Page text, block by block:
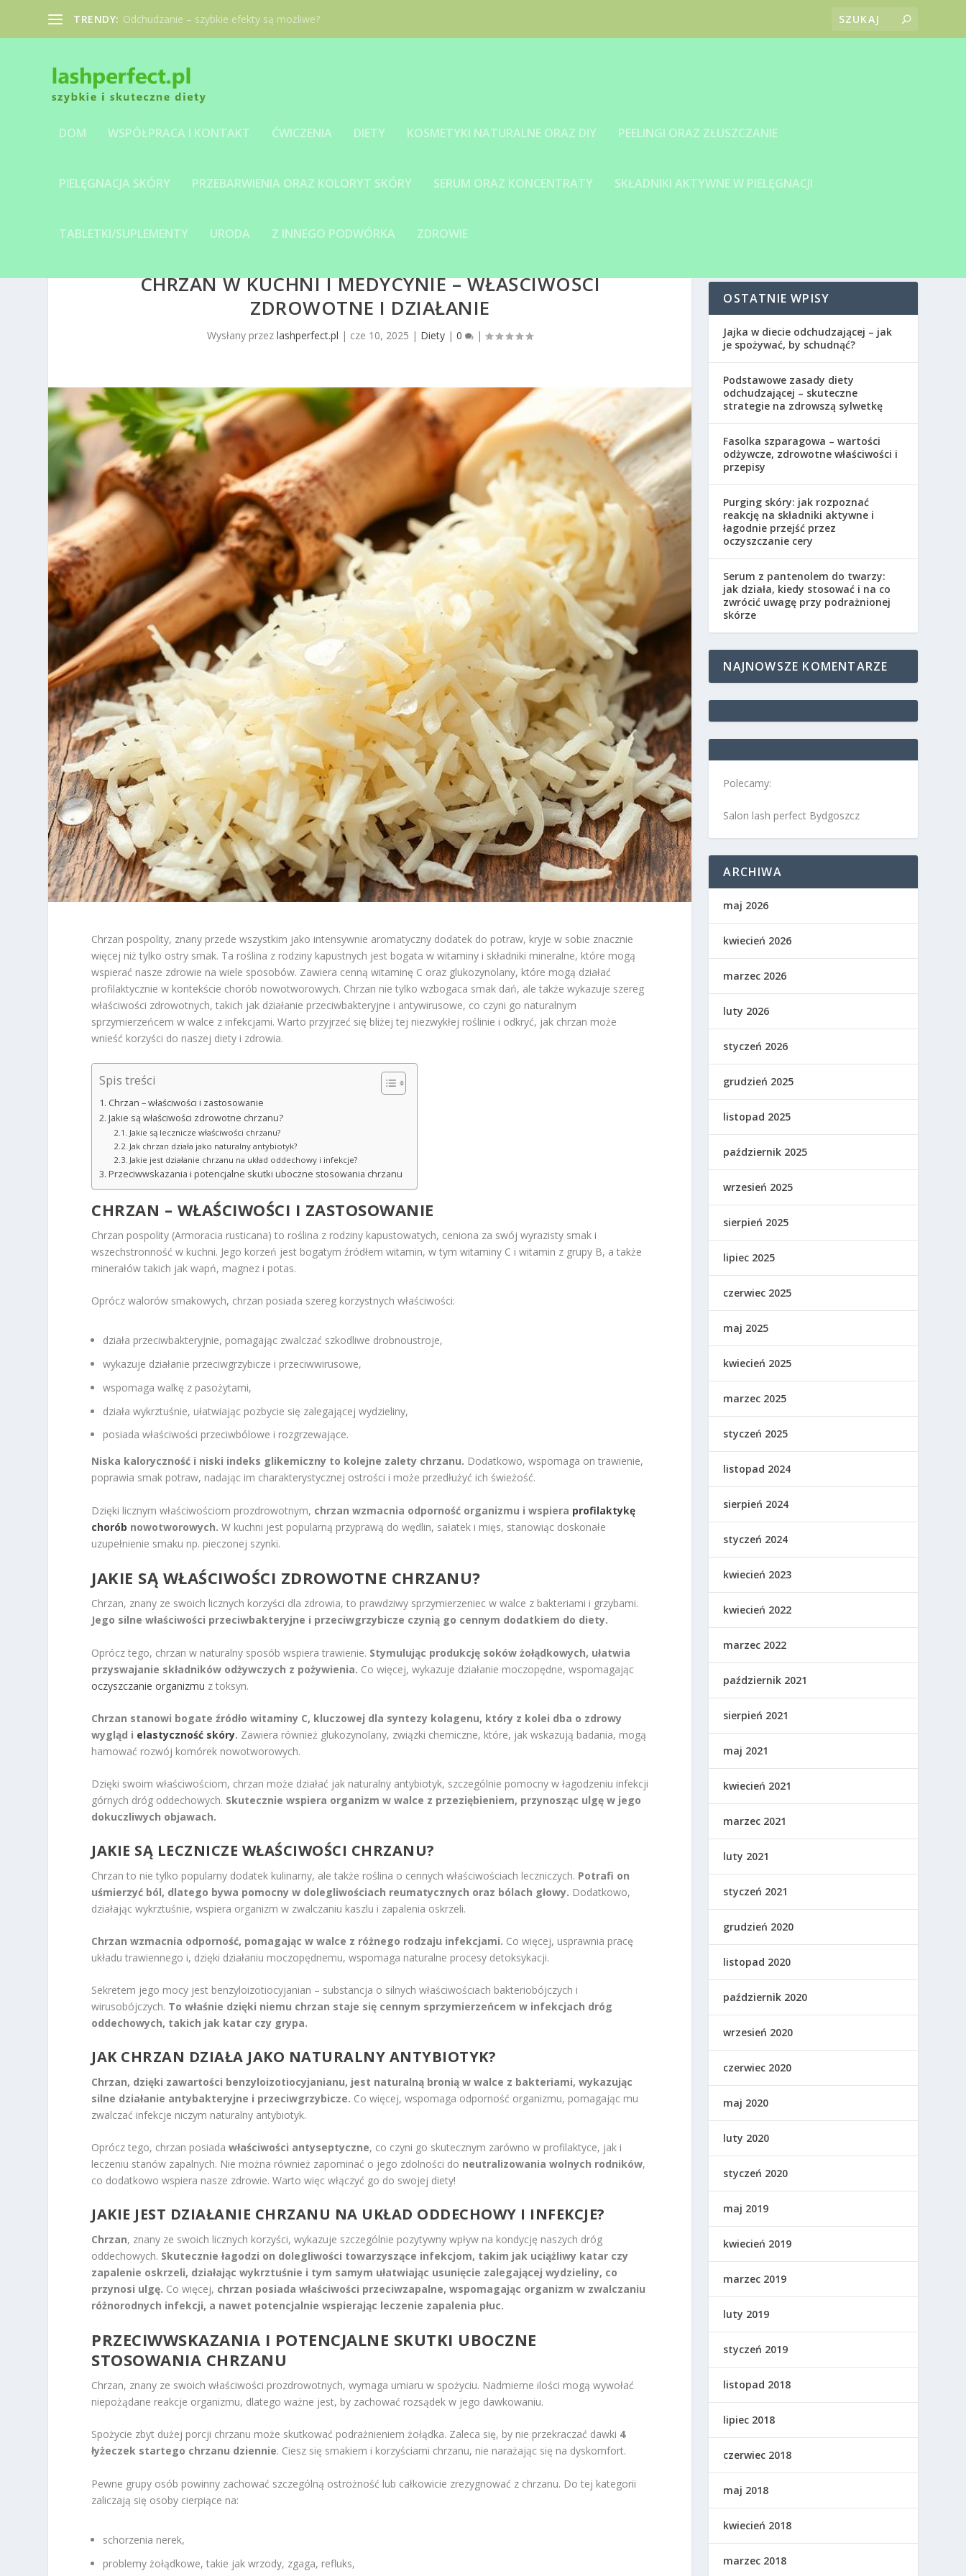
TRENDY: Odchudzanie – szybkie efekty są możliwe?
DOM WSPÓŁPRACA I KONTAKT ĆWICZENIA DIETY KOSMETYKI NATURALNE ORAZ DIY PEELINGI ORAZ ZŁUSZCZANIE
PIELĘGNACJA SKÓRY PRZEBARWIENIA ORAZ KOLORYT SKÓRY SERUM ORAZ KONCENTRATY SKŁADNIKI AKTYWNE W PIELĘGNACJI
TABLETKI/SUPLEMENTY URODA Z INNEGO PODWÓRKA ZDROWIE
CHRZAN W KUCHNI I MEDYCYNIE – WŁAŚCIWOŚCI
ZDROWOTNE I DZIAŁANIE
Wysłany przezlashperfect.pl | cze 10, 2025 | Diety |0 |
Chrzan pospolity, znany przede wszystkim jako intensywnie aromatyczny dodatek do potraw, kryje w sobie znacznie
więcej niż tylko ostry smak. Ta roślina z rodziny kapustnych jest bogata w witaminy i składniki mineralne, które mogą
wspierać nasze zdrowie na wiele sposobów. Zawiera cenną witaminę C oraz glukozynolany, które mogą działać
profilaktycznie w kontekście chorób nowotworowych. Chrzan nie tylko wzbogaca smak dań, ale także wykazuje szereg
właściwości zdrowotnych, takich jak działanie przeciwbakteryjne i antywirusowe, co czyni go naturalnym
sprzymierzeńcem w walce z infekcjami. Warto przyjrzeć się bliżej tej niezwykłej roślinie i odkryć, jak chrzan może
wnieść korzyści do naszej diety i zdrowia.
Spis treści
Chrzan – właściwości i zastosowanie
Jakie są właściwości zdrowotne chrzanu?
Jakie są lecznicze właściwości chrzanu?
Jak chrzan działa jako naturalny antybiotyk?
Jakie jest działanie chrzanu na układ oddechowy i infekcje?
Przeciwwskazania i potencjalne skutki uboczne stosowania chrzanu
CHRZAN – WŁAŚCIWOŚCI I ZASTOSOWANIE
Chrzan pospolity (Armoracia rusticana) to roślina z rodziny kapustowatych, ceniona za swój wyrazisty smak i
wszechstronność w kuchni. Jego korzeń jest bogatym źródłem witamin, w tym witaminy C i witamin z grupy B, a także
minerałów takich jak wapń, magnez i potas.
Oprócz walorów smakowych, chrzan posiada szereg korzystnych właściwości:
działa przeciwbakteryjnie, pomagając zwalczać szkodliwe drobnoustroje,
wykazuje działanie przeciwgrzybicze i przeciwwirusowe,
wspomaga walkę z pasożytami,
działa wykrztuśnie, ułatwiając pozbycie się zalegającej wydzieliny,
posiada właściwości przeciwbólowe i rozgrzewające.
Niska kaloryczność i niski indeks glikemiczny to kolejne zalety chrzanu. Dodatkowo, wspomaga on trawienie,
poprawia smak potraw, nadając im charakterystycznej ostrości i może przedłużyć ich świeżość.
Dzięki licznym właściwościom prozdrowotnym, chrzan wzmacnia odporność organizmu i wspiera profilaktykę
chorób nowotworowych. W kuchni jest popularną przyprawą do wędlin, sałatek i mięs, stanowiąc doskonałe
uzupełnienie smaku np. pieczonej szynki.
JAKIE SĄ WŁAŚCIWOŚCI ZDROWOTNE CHRZANU?
Chrzan, znany ze swoich licznych korzyści dla zdrowia, to prawdziwy sprzymierzeniec w walce z bakteriami i grzybami.
Jego silne właściwości przeciwbakteryjne i przeciwgrzybicze czynią go cennym dodatkiem do diety.
Oprócz tego, chrzan w naturalny sposób wspiera trawienie. Stymulując produkcję soków żołądkowych, ułatwia
przyswajanie składników odżywczych z pożywienia. Co więcej, wykazuje działanie moczopędne, wspomagając
oczyszczanie organizmu z toksyn.
Chrzan stanowi bogate źródło witaminy C, kluczowej dla syntezy kolagenu, który z kolei dba o zdrowy
wygląd i elastyczność skóry. Zawiera również glukozynolany, związki chemiczne, które, jak wskazują badania, mogą
hamować rozwój komórek nowotworowych.
Dzięki swoim właściwościom, chrzan może działać jak naturalny antybiotyk, szczególnie pomocny w łagodzeniu infekcji
górnych dróg oddechowych. Skutecznie wspiera organizm w walce z przeziębieniem, przynosząc ulgę w jego
dokuczliwych objawach.
JAKIE SĄ LECZNICZE WŁAŚCIWOŚCI CHRZANU?
Chrzan to nie tylko popularny dodatek kulinarny, ale także roślina o cennych właściwościach leczniczych. Potrafi on
uśmierzyć ból, dlatego bywa pomocny w dolegliwościach reumatycznych oraz bólach głowy. Dodatkowo,
działając wykrztuśnie, wspiera organizm w zwalczaniu kaszlu i zapalenia oskrzeli.
Chrzan wzmacnia odporność, pomagając w walce z różnego rodzaju infekcjami. Co więcej, usprawnia pracę
układu trawiennego i, dzięki działaniu moczopędnemu, wspomaga naturalne procesy detoksykacji.
Sekretem jego mocy jest benzyloizotiocyjanian – substancja o silnych właściwościach bakteriobójczych i
wirusobójczych. To właśnie dzięki niemu chrzan staje się cennym sprzymierzeńcem w infekcjach dróg
oddechowych, takich jak katar czy grypa.
JAK CHRZAN DZIAŁA JAKO NATURALNY ANTYBIOTYK?
Chrzan, dzięki zawartości benzyloizotiocyjanianu, jest naturalną bronią w walce z bakteriami, wykazując
silne działanie antybakteryjne i przeciwgrzybicze. Co więcej, wspomaga odporność organizmu, pomagając mu
zwalczać infekcje niczym naturalny antybiotyk.
Oprócz tego, chrzan posiadawłaściwości antyseptyczne, co czyni go skutecznym zarówno w profilaktyce, jak i
leczeniu stanów zapalnych. Nie można również zapominać o jego zdolności do neutralizowania wolnych rodników,
co dodatkowo wspiera nasze zdrowie. Warto więc włączyć go do swojej diety!
JAKIE JEST DZIAŁANIE CHRZANU NA UKŁAD ODDECHOWY I INFEKCJE?
Chrzan, znany ze swoich licznych korzyści, wykazuje szczególnie pozytywny wpływ na kondycję naszych dróg
oddechowych. Skutecznie łagodzi on dolegliwości towarzyszące infekcjom, takim jak uciążliwy katar czy
zapalenie oskrzeli, działając wykrztuśnie i tym samym ułatwiając usunięcie zalegającej wydzieliny, co
przynosi ulgę. Co więcej, chrzan posiada właściwości przeciwzapalne, wspomagając organizm w zwalczaniu
różnorodnych infekcji, a nawet potencjalnie wspierając leczenie zapalenia płuc.
PRZECIWWSKAZANIA I POTENCJALNE SKUTKI UBOCZNE
STOSOWANIA CHRZANU
Chrzan, znany ze swoich właściwości prozdrowotnych, wymaga umiaru w spożyciu. Nadmierne ilości mogą wywołać
niepożądane reakcje organizmu, dlatego ważne jest, by zachować rozsądek w jego dawkowaniu.
Spożycie zbyt dużej porcji chrzanu może skutkować podrażnieniem żołądka. Zaleca się, by nie przekraczać dawki 4
łyżeczek startego chrzanu dziennie. Ciesz się smakiem i korzyściami chrzanu, nie narażając się na dyskomfort.
Pewne grupy osób powinny zachować szczególną ostrożność lub całkowicie zrezygnować z chrzanu. Do tej kategorii
zaliczają się osoby cierpiące na:
schorzenia nerek,
problemy żołądkowe, takie jak wrzody, zgaga, refluks,
OSTATNIE WPISY
Jajka w diecie odchudzającej – jak
je spożywać, by schudnąć?
Podstawowe zasady diety
odchudzającej – skuteczne
strategie na zdrowszą sylwetkę
Fasolka szparagowa – wartości
odżywcze, zdrowotne właściwości i
przepisy
Purging skóry: jak rozpoznać
reakcję na składniki aktywne i
łagodnie przejść przez
oczyszczanie cery
Serum z pantenolem do twarzy:
jak działa, kiedy stosować i na co
zwrócić uwagę przy podrażnionej
skórze
NAJNOWSZE KOMENTARZE
Polecamy:
Salon lash perfect Bydgoszcz
ARCHIWA
maj 2026
kwiecień 2026
marzec 2026
luty 2026
styczeń 2026
grudzień 2025
listopad 2025
październik 2025
wrzesień 2025
sierpień 2025
lipiec 2025
czerwiec 2025
maj 2025
kwiecień 2025
marzec 2025
styczeń 2025
listopad 2024
sierpień 2024
styczeń 2024
kwiecień 2023
kwiecień 2022
marzec 2022
październik 2021
sierpień 2021
maj 2021
kwiecień 2021
marzec 2021
luty 2021
styczeń 2021
grudzień 2020
listopad 2020
październik 2020
wrzesień 2020
czerwiec 2020
maj 2020
luty 2020
styczeń 2020
maj 2019
kwiecień 2019
marzec 2019
luty 2019
styczeń 2019
listopad 2018
lipiec 2018
czerwiec 2018
maj 2018
kwiecień 2018
marzec 2018